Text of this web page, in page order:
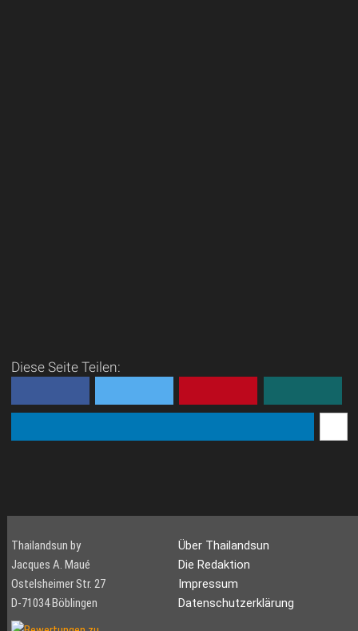
Diese Seite Teilen:
Thailandsun by
Jacques A. Maué
Ostelsheimer Str. 27
D-71034 Böblingen
Über Thailandsun
Die Redaktion
Impressum
Datenschutzerklärung